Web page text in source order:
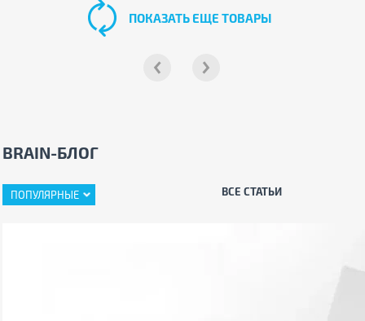
ПОКАЗАТЬ ЕЩЕ ТОВАРЫ
BRAIN-БЛОГ
ПОПУЛЯРНЫЕ ВСЕ СТАТЬИ